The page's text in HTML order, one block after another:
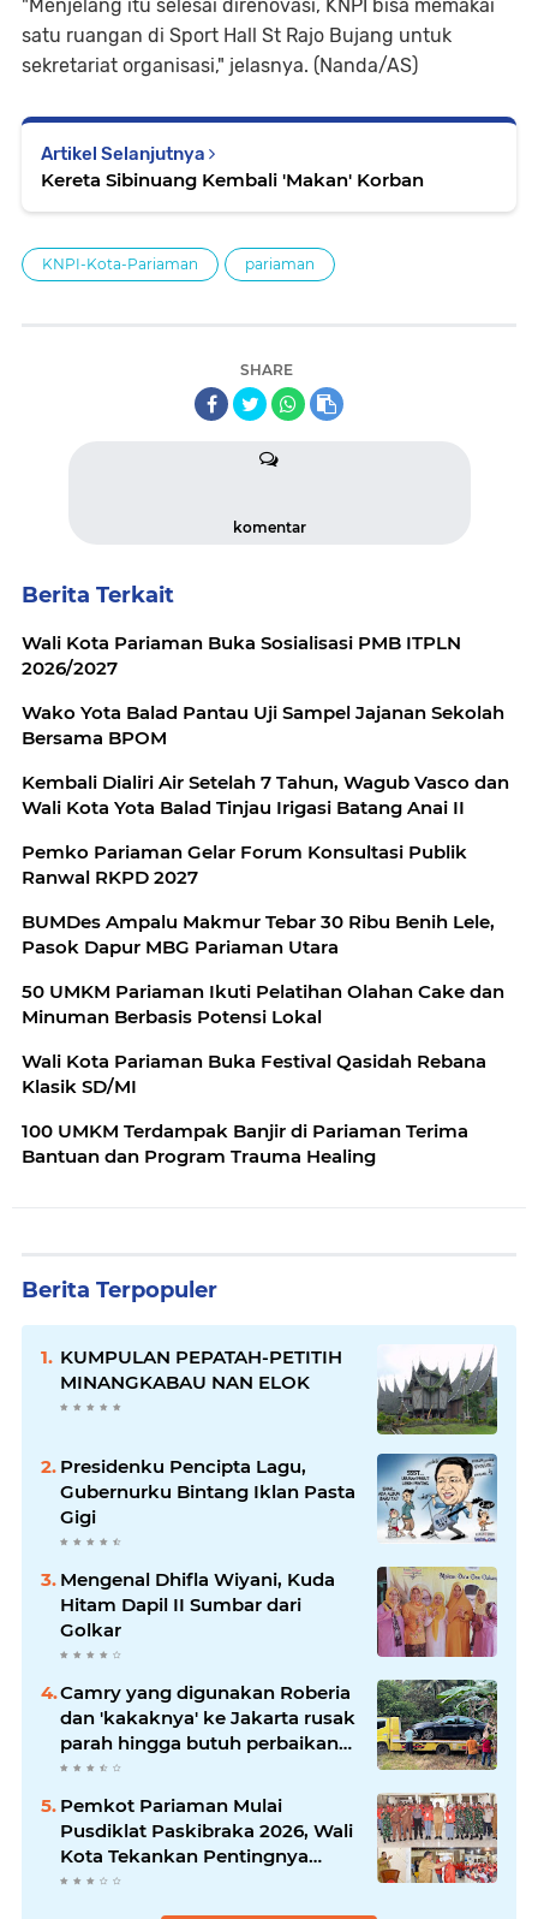
"Menjelang itu selesai direnovasi, KNPI bisa memakai
satu ruangan di Sport Hall St Rajo Bujang untuk
sekretariat organisasi," jelasnya. (Nanda/AS)
Artikel Selanjutnya
Kereta Sibinuang Kembali 'Makan' Korban
KNPI-Kota-Pariaman pariaman
SHARE
komentar
Berita Terkait
Wali Kota Pariaman Buka Sosialisasi PMB ITPLN
2026/2027
Wako Yota Balad Pantau Uji Sampel Jajanan Sekolah
Bersama BPOM
Kembali Dialiri Air Setelah 7 Tahun, Wagub Vasco dan
Wali Kota Yota Balad Tinjau Irigasi Batang Anai II
Pemko Pariaman Gelar Forum Konsultasi Publik
Ranwal RKPD 2027
BUMDes Ampalu Makmur Tebar 30 Ribu Benih Lele,
Pasok Dapur MBG Pariaman Utara
50 UMKM Pariaman Ikuti Pelatihan Olahan Cake dan
Minuman Berbasis Potensi Lokal
Wali Kota Pariaman Buka Festival Qasidah Rebana
Klasik SD/MI
100 UMKM Terdampak Banjir di Pariaman Terima
Bantuan dan Program Trauma Healing
Berita Terpopuler
KUMPULAN PEPATAH-PETITIH
MINANGKABAU NAN ELOK
Presidenku Pencipta Lagu,
Gubernurku Bintang Iklan Pasta
Gigi
Mengenal Dhifla Wiyani, Kuda
Hitam Dapil II Sumbar dari
Golkar
Camry yang digunakan Roberia
dan 'kakaknya' ke Jakarta rusak
parah hingga butuh perbaikan
200 juta
Pemkot Pariaman Mulai
Pusdiklat Paskibraka 2026, Wali
Kota Tekankan Pentingnya
Disiplin